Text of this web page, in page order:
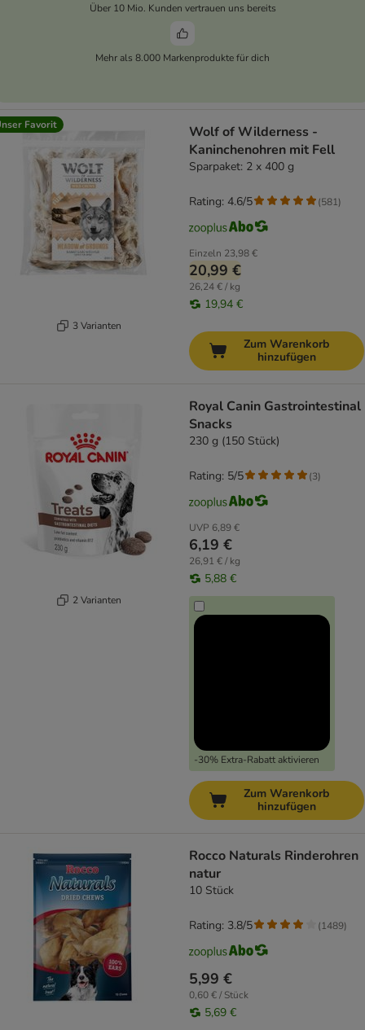
Über 10 Mio. Kunden vertrauen uns bereits
Mehr als 8.000 Markenprodukte für dich
Favorit
3 Varianten
Wolf of Wilderness -
Kaninchenohren mit Fell
Sparpaket: 2 x 400 g
Einzeln 23,98 €
20,99 €
26,24 € / kg
19,94 €
Rating: 4.6/5 (581)
Zum Warenkorb
hinzufügen
2 Varianten
Royal Canin Gastrointestinal
Snacks
230 g (150 Stück)
UVP 6,89 €
6,19 €
26,91 € / kg
5,88 €
-30% Extra-Rabatt aktivieren
Rating: 5/5 (3)
Zum Warenkorb
hinzufügen
Rocco Naturals Rinderohren
natur
10 Stück
5,99 €
0,60 € / Stück
5,69 €
Rating: 3.8/5 (1489)